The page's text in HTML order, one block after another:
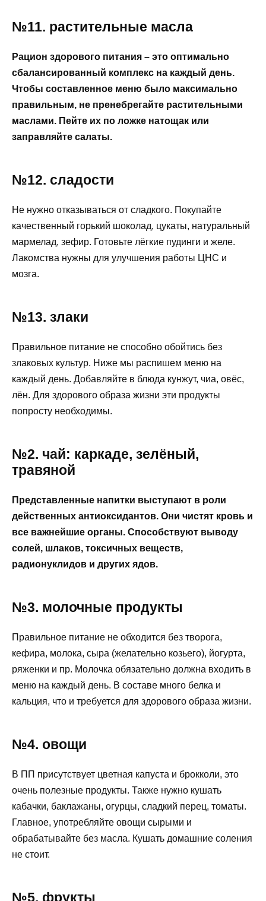
№11. растительные масла
Рацион здорового питания – это оптимально
сбалансированный комплекс на каждый день.
Чтобы составленное меню было максимально
правильным, не пренебрегайте растительными
маслами. Пейте их по ложке натощак или
заправляйте салаты.
№12. сладости
Не нужно отказываться от сладкого. Покупайте
качественный горький шоколад, цукаты, натуральный
мармелад, зефир. Готовьте лёгкие пудинги и желе.
Лакомства нужны для улучшения работы ЦНС и
мозга.
№13. злаки
Правильное питание не способно обойтись без
злаковых культур. Ниже мы распишем меню на
каждый день. Добавляйте в блюда кунжут, чиа, овёс,
лён. Для здорового образа жизни эти продукты
попросту необходимы.
№2. чай: каркаде, зелёный,
травяной
Представленные напитки выступают в роли
действенных антиоксидантов. Они чистят кровь и
все важнейшие органы. Способствуют выводу
солей, шлаков, токсичных веществ,
радионуклидов и других ядов.
№3. молочные продукты
Правильное питание не обходится без творога,
кефира, молока, сыра (желательно козьего), йогурта,
ряженки и пр. Молочка обязательно должна входить в
меню на каждый день. В составе много белка и
кальция, что и требуется для здорового образа жизни.
№4. овощи
В ПП присутствует цветная капуста и брокколи, это
очень полезные продукты. Также нужно кушать
кабачки, баклажаны, огурцы, сладкий перец, томаты.
Главное, употребляйте овощи сырыми и
обрабатывайте без масла. Кушать домашние соления
не стоит.
№5. фрукты